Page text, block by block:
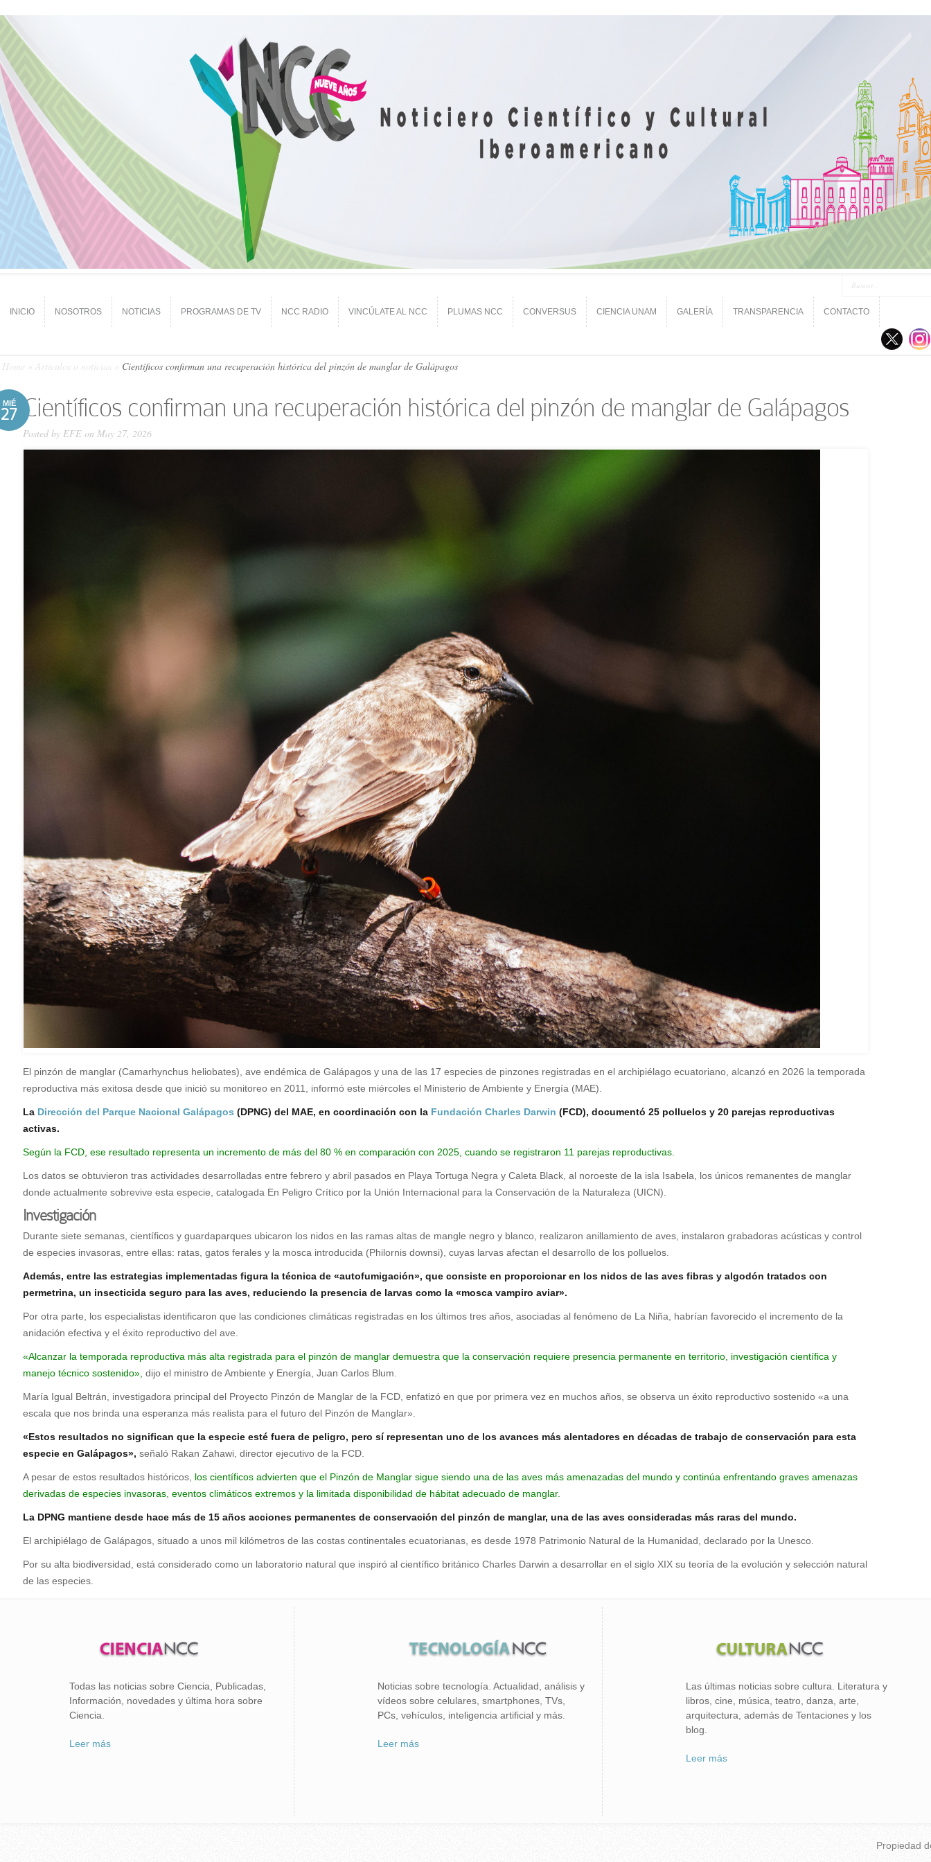
INICIO NOSOTROS NOTICIAS PROGRAMAS DE TV NCC RADIO VINCÚLATE AL NCC PLUMAS NCC CONVERSUS CIENCIA UNAM GALERÍA TRANSPARENCIA CONTACTO
Home Artículos o noticias Científicos confirman una recuperación histórica del pinzón de manglar de Galápagos
MIÉ
27 Científicos confirman una recuperación histórica del pinzón de manglar de Galápagos
Posted by EFE on May 27, 2026
El pinzón de manglar (Camarhynchus heliobates), ave endémica de Galápagos y una de las 17 especies de pinzones registradas en el archipiélago ecuatoriano, alcanzó en 2026 la temporada
reproductiva más exitosa desde que inició su monitoreo en 2011, informó este miércoles el Ministerio de Ambiente y Energía (MAE).
La Dirección del Parque Nacional Galápagos (DPNG) del MAE, en coordinación con la Fundación Charles Darwin (FCD), documentó 25 polluelos y 20 parejas reproductivas
activas.
Según la FCD, ese resultado representa un incremento de más del 80 % en comparación con 2025, cuando se registraron 11 parejas reproductivas.
Los datos se obtuvieron tras actividades desarrolladas entre febrero y abril pasados en Playa Tortuga Negra y Caleta Black, al noroeste de la isla Isabela, los únicos remanentes de manglar
donde actualmente sobrevive esta especie, catalogada En Peligro Crítico por la Unión Internacional para la Conservación de la Naturaleza (UICN).
Investigación
Durante siete semanas, científicos y guardaparques ubicaron los nidos en las ramas altas de mangle negro y blanco, realizaron anillamiento de aves, instalaron grabadoras acústicas y control
de especies invasoras, entre ellas: ratas, gatos ferales y la mosca introducida (Philornis downsi), cuyas larvas afectan el desarrollo de los polluelos.
Además, entre las estrategias implementadas figura la técnica de «autofumigación», que consiste en proporcionar en los nidos de las aves fibras y algodón tratados con
permetrina, un insecticida seguro para las aves, reduciendo la presencia de larvas como la «mosca vampiro aviar».
Por otra parte, los especialistas identificaron que las condiciones climáticas registradas en los últimos tres años, asociadas al fenómeno de La Niña, habrían favorecido el incremento de la
anidación efectiva y el éxito reproductivo del ave.
«Alcanzar la temporada reproductiva más alta registrada para el pinzón de manglar demuestra que la conservación requiere presencia permanente en territorio, investigación científica y
manejo técnico sostenido», dijo el ministro de Ambiente y Energía, Juan Carlos Blum.
María Igual Beltrán, investigadora principal del Proyecto Pinzón de Manglar de la FCD, enfatizó en que por primera vez en muchos años, se observa un éxito reproductivo sostenido «a una
escala que nos brinda una esperanza más realista para el futuro del Pinzón de Manglar».
«Estos resultados no significan que la especie esté fuera de peligro, pero sí representan uno de los avances más alentadores en décadas de trabajo de conservación para esta
especie en Galápagos», señaló Rakan Zahawi, director ejecutivo de la FCD.
A pesar de estos resultados históricos, los científicos advierten que el Pinzón de Manglar sigue siendo una de las aves más amenazadas del mundo y continúa enfrentando graves amenazas
derivadas de especies invasoras, eventos climáticos extremos y la limitada disponibilidad de hábitat adecuado de manglar.
La DPNG mantiene desde hace más de 15 años acciones permanentes de conservación del pinzón de manglar, una de las aves consideradas más raras del mundo.
El archipiélago de Galápagos, situado a unos mil kilómetros de las costas continentales ecuatorianas, es desde 1978 Patrimonio Natural de la Humanidad, declarado por la Unesco.
Por su alta biodiversidad, está considerado como un laboratorio natural que inspiró al científico británico Charles Darwin a desarrollar en el siglo XIX su teoría de la evolución y selección natural
de las especies.
Todas las noticias sobre Ciencia, Publicadas,
Información, novedades y última hora sobre
Ciencia.
Leer más
Noticias sobre tecnología. Actualidad, análisis y
vídeos sobre celulares, smartphones, TVs,
PCs, vehículos, inteligencia artificial y más.
Leer más
Las últimas noticias sobre cultura. Literatura y
libros, cine, música, teatro, danza, arte,
arquitectura, además de Tentaciones y los
blog.
Leer más
Propiedad